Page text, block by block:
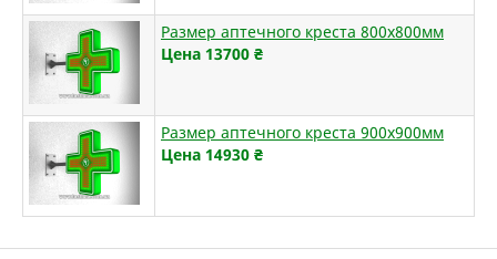
Размер аптечного креста 800х800мм
Цена 13700 ₴
Размер аптечного креста 900х900мм
Цена 14930 ₴